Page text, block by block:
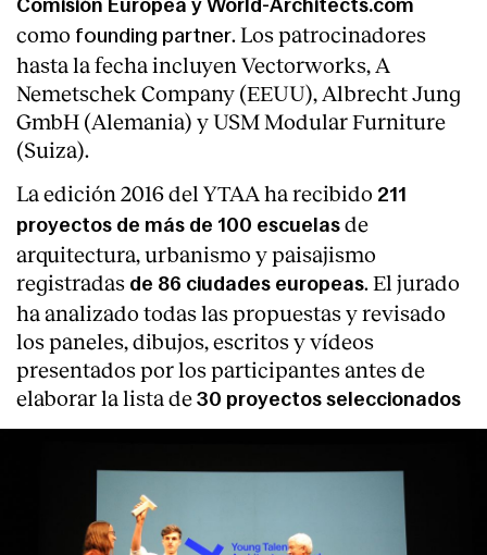
Comisión Europea y World-Architects.com
como founding partner. Los patrocinadores
hasta la fecha incluyen Vectorworks, A
Nemetschek Company (EEUU), Albrecht Jung
GmbH (Alemania) y USM Modular Furniture
(Suiza).
La edición 2016 del YTAA ha recibido 211
proyectos de más de 100 escuelas de
arquitectura, urbanismo y paisajismo
registradas de 86 ciudades europeas. El jurado
ha analizado todas las propuestas y revisado
los paneles, dibujos, escritos y vídeos
presentados por los participantes antes de
elaborar la lista de 30 proyectos seleccionados